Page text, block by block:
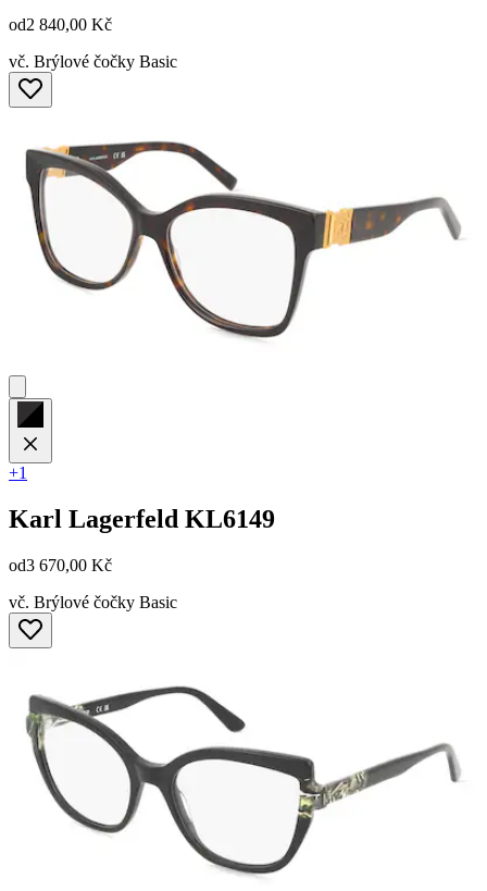
od2 840,00 Kč
vč. Brýlové čočky Basic
+1
Karl Lagerfeld KL6149
od3 670,00 Kč
vč. Brýlové čočky Basic